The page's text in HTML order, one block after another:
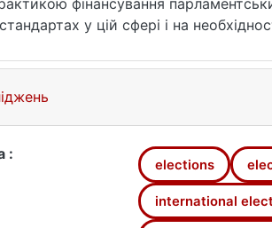
фінансування
у цій сфері і на
:
elections
international